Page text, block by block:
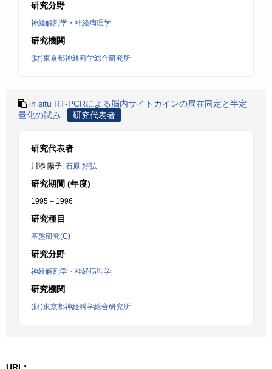
研究分野
神経解剖学・神経病理学
研究機関
(財)東京都神経科学総合研究所
in situ RT-PCRによる脳内サイトカインの局在同定と半定
量化の試み
研究代表者
研究代表者
川添 陽子, 石原 好弘
研究期間 (年度)
1995 – 1996
研究種目
基盤研究(C)
研究分野
神経解剖学・神経病理学
研究機関
(財)東京都神経科学総合研究所